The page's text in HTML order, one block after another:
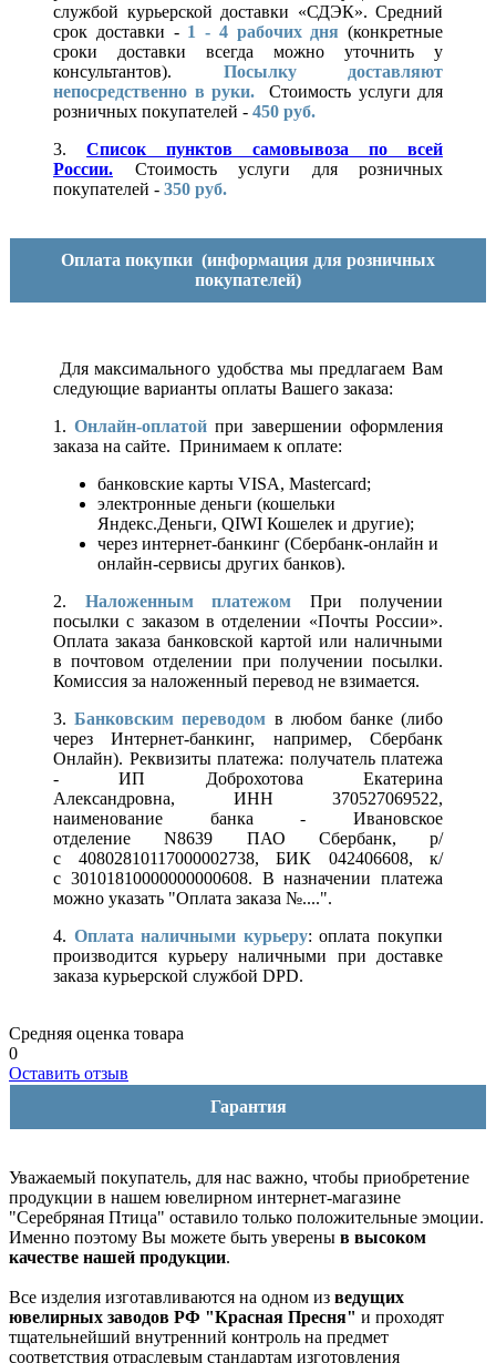
службой курьерской доставки «СДЭК». Средний
срок доставки - 1 - 4 рабочих дня (конкретные
сроки доставки всегда можно уточнить у
консультантов). Посылку доставляют
непосредственно в руки.
Стоимость услуги для
розничных покупателей - 450 руб.
3. Список пунктов самовывоза по всей
России.
Стоимость услуги для розничных
покупателей - 350 руб.
Оплата покупки (информация для розничных
покупателей)
Для максимального удобства мы предлагаем Вам
следующие варианты оплаты Вашего заказа:
1. Онлайн-оплатой при завершении оформления
заказа на сайте. Принимаем к оплате:
банковские карты VISA, Mastercard;
электронные деньги (кошельки
Яндекс.Деньги, QIWI Кошелек и другие);
через интернет-банкинг (Сбербанк-онлайн и
онлайн-сервисы других банков).
2. Наложенным платежом При получении
посылки с заказом в отделении «Почты России».
Оплата заказа банковской картой или наличными
в почтовом отделении при получении посылки.
Комиссия за наложенный перевод не взимается.
3.Банковским переводом в любом банке (либо
через Интернет-банкинг, например, Сбербанк
Онлайн). Реквизиты платежа: получатель платежа
- ИП Доброхотова Екатерина
Александровна, ИНН 370527069522,
наименование банка - Ивановское
отделение N8639 ПАО Сбербанк, р/
с 40802810117000002738, БИК 042406608, к/
с 30101810000000000608. В назначении платежа
можно указать "Оплата заказа №....".
4. Оплата наличными курьеру: оплата покупки
производится курьеру наличными при доставке
заказа курьерской службой DPD.
Средняя оценка товара
0
Оставить отзыв
Гарантия
Уважаемый покупатель, для нас важно, чтобы приобретение
продукции в нашем ювелирном интернет-магазине
"Серебряная Птица" оставило только положительные эмоции.
Именно поэтому Вы можете быть уверены в высоком
качестве нашей продукции.
Все изделия изготавливаются на одном из ведущих
ювелирных заводов РФ "Красная Пресня" и проходят
тщательнейший внутренний контроль на предмет
соответствия отраслевым стандартам изготовления